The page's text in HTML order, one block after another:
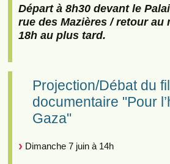
Départ à 8h30 devant le
rue des Mazières / retour au
18h au plus tard.
Projection/Débat du
documentaire "Pour
Gaza"
Dimanche 7 juin à 14h